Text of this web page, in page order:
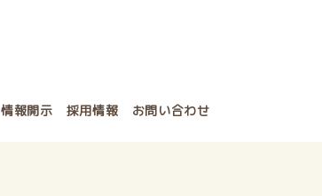
情報開示 採用情報 お問い合わせ